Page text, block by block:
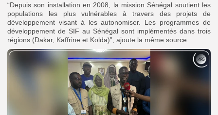
“Depuis son installation en 2008, la mission Sénégal soutient les
populations les plus vulnérables à travers des projets de
développement visant à les autonomiser. Les programmes de
développement de SIF au Sénégal sont implémentés dans trois
régions (Dakar, Kaffrine et Kolda)”, ajoute la même source.